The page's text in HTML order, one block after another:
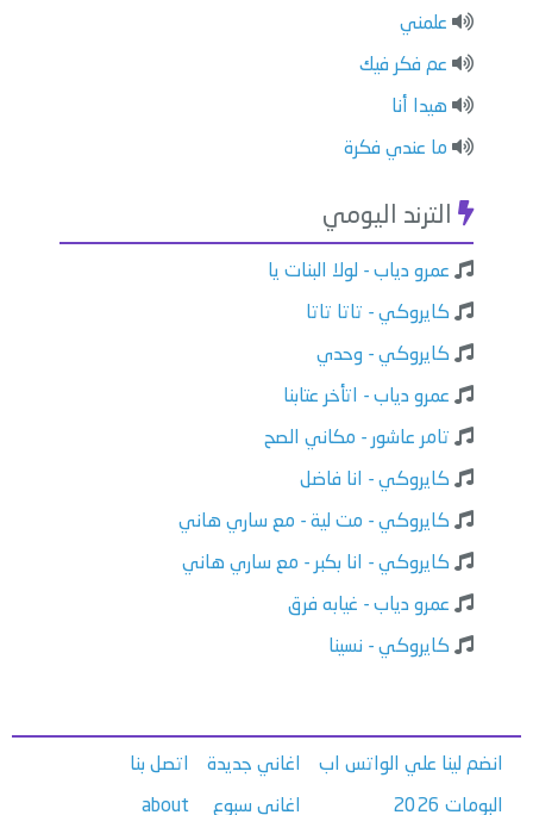
علمني
عم فكر فيك
هيدا أنا
ما عندي فكرة
الترند اليومي
عمرو دياب - لولا البنات يا
كايروكي - تاتا تاتا
كايروكي - وحدي
عمرو دياب - اتأخر عتابنا
تامر عاشور - مكاني الصح
كايروكي - انا فاضل
كايروكي - مت لية - مع ساري هاني
كايروكي - انا بكبر - مع ساري هاني
عمرو دياب - غيابه فرق
كايروكي - نسينا
انضم لينا علي الواتس اب
البومات 2026
اغاني جديدة
اغاني سبوع
اتصل بنا
about